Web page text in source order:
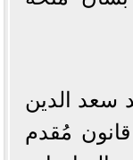
سعد الدين
مُقدم